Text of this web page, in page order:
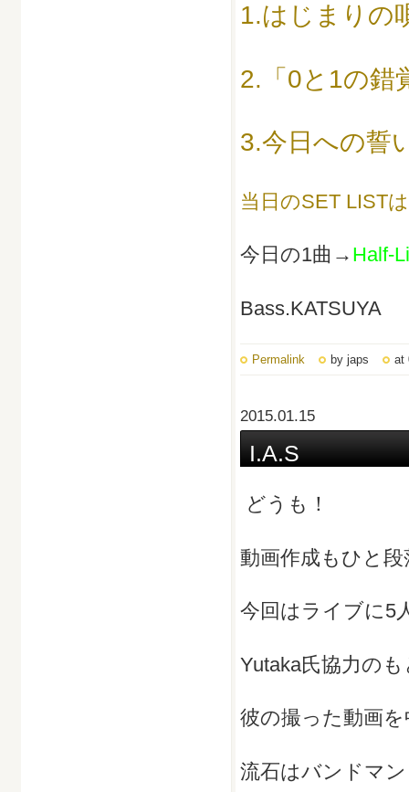
1.はじまりの
2.「0と1の錯
3.今日への誓
当日のSET LIST
今日の1曲→ Half-
Bass.KATSUYA
Permalink by japs at
2015.01.15
I.A.S
どうも！
動画作成もひと
今回はライブに5
Yutaka氏協力のも
彼の撮った動画
流石はバンドマン